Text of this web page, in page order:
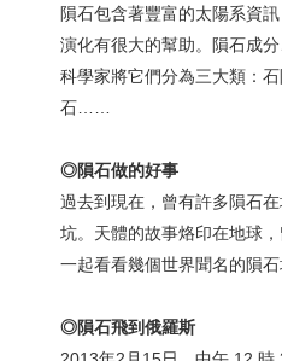
隕石包含著豐富的太陽系資
演化有很大的幫助。隕石成
科學家將它們分為三大類：
石……
◎隕石做的好事
過去到現在，曾有許多隕石
坑。天體的故事烙印在地球
一起看看幾個世界聞名的隕石
◎隕石飛到俄羅斯